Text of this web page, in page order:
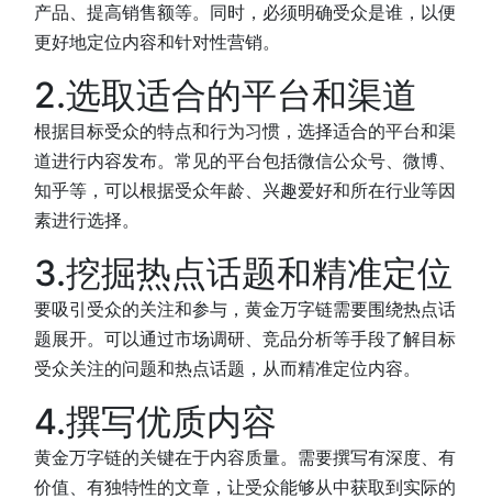
产品、提高销售额等。同时，必须明确受众是谁，以便
更好地定位内容和针对性营销。
2.选取适合的平台和渠道
根据目标受众的特点和行为习惯，选择适合的平台和渠
道进行内容发布。常见的平台包括微信公众号、微博、
知乎等，可以根据受众年龄、兴趣爱好和所在行业等因
素进行选择。
3.挖掘热点话题和精准定位
要吸引受众的关注和参与，黄金万字链需要围绕热点话
题展开。可以通过市场调研、竞品分析等手段了解目标
受众关注的问题和热点话题，从而精准定位内容。
4.撰写优质内容
黄金万字链的关键在于内容质量。需要撰写有深度、有
价值、有独特性的文章，让受众能够从中获取到实际的